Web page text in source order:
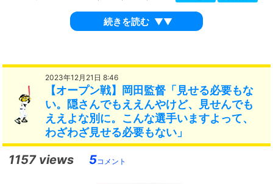
続きを読む ▼▼
2023年12月21日 8:46
【オープン戦】岡田監督「見せる必要もな
い。隠さんでもええんやけど、見せんでも
ええよな別に。こんな選手いますよって、
わざわざ見せる必要もない」
1157 views 5コメント